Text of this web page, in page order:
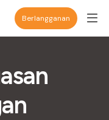
Berlangganan